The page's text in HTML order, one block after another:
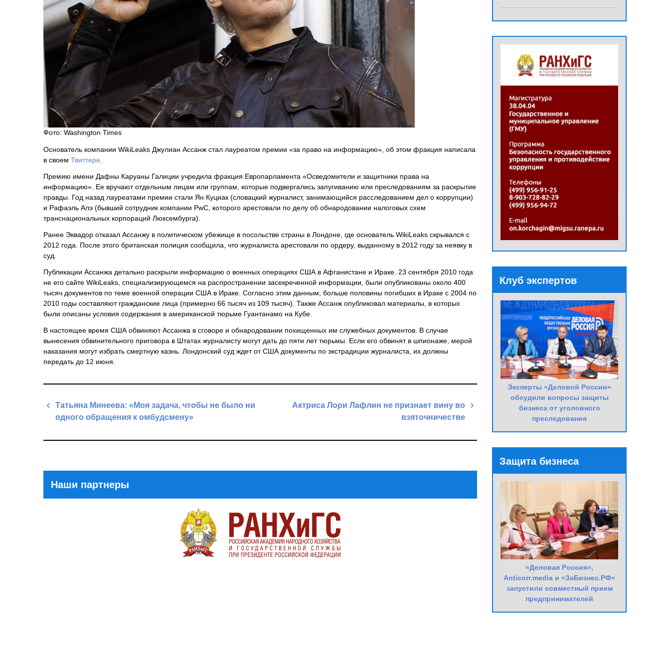
Фото: Washington Times
Основатель компании WikiLeaks Джулиан Ассанж стал лауреатом премии «за право на информацию», об этом фракция написала
в своем Твиттере
Премию имени Дафны Каруаны Галиции учредила фракция Европарламента «Осведомители и защитники права на
информацию». Ее вручают отдельным лицам или группам, которые подвергались запугиванию или преследованиям за раскрытие
правды. Год назад лауреатами премии стали Ян Куциак (словацкий журналист, занимающийся расследованием дел о коррупции)
и Рафаэль Алэ (бывший сотрудник компании PwC, которого арестовали по делу об обнародовании налоговых схем
транснациональных корпораций Люксембурга).
Ранее Эквадор отказал Ассанжу в политическом убежище в посольстве страны в Лондоне, где основатель WikiLeaks скрывался с
2012 года. После этого британская полиция сообщила, что журналиста арестовали по ордеру, выданному в 2012 году за неявку в
суд.
Публикации Ассанжа детально раскрыли информацию о военных операциях США в Афганистане и Ираке. 23 сентября 2010 года
не его сайте WikiLeaks, специализирующемся на распространении засекреченной информации, были опубликованы около 400
тысяч документов по теме военной операции США в Ираке. Согласно этим данным, больше половины погибших в Ираке с 2004 по
2010 годы составляют гражданские лица (примерно 66 тысяч из 109 тысяч). Также Ассанж опубликовал материалы, в которых
были описаны условия содержания в американской тюрьме Гуантанамо на Кубе.
В настоящее время США обвиняют Ассанжа в сговоре и обнародовании похищенных им служебных документов. В случае
вынесения обвинительного приговора в Штатах журналисту могут дать до пяти лет тюрьмы. Если его обвинят в шпионаже, мерой
наказания могут избрать смертную казнь. Лондонский суд ждет от США документы по экстрадиции журналиста, их должны
передать до 12 июня.
Навигация
по
Татьяна Минеева: «Моя задача, чтобы не было ни
одного обращения к омбудсмену»
Актриса Лори Лафлин не признает вину во
взяточничестве
Наши партнеры
Клуб экспертов
Эксперты «Деловой России»
обсудили вопросы защиты
бизнеса от уголовного
преследования
Защита бизнеса
«Деловая Россия»,
Anticorr.media и «ЗаБизнес.РФ»
запустили совместный прием
предпринимателей